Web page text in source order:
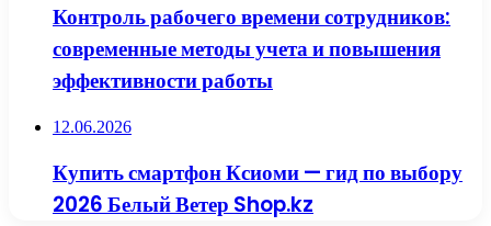
Контроль рабочего времени сотрудников:
современные методы учета и повышения
эффективности работы
12.06.2026
Купить смартфон Ксиоми — гид по выбору
2026 Белый Ветер Shop.kz